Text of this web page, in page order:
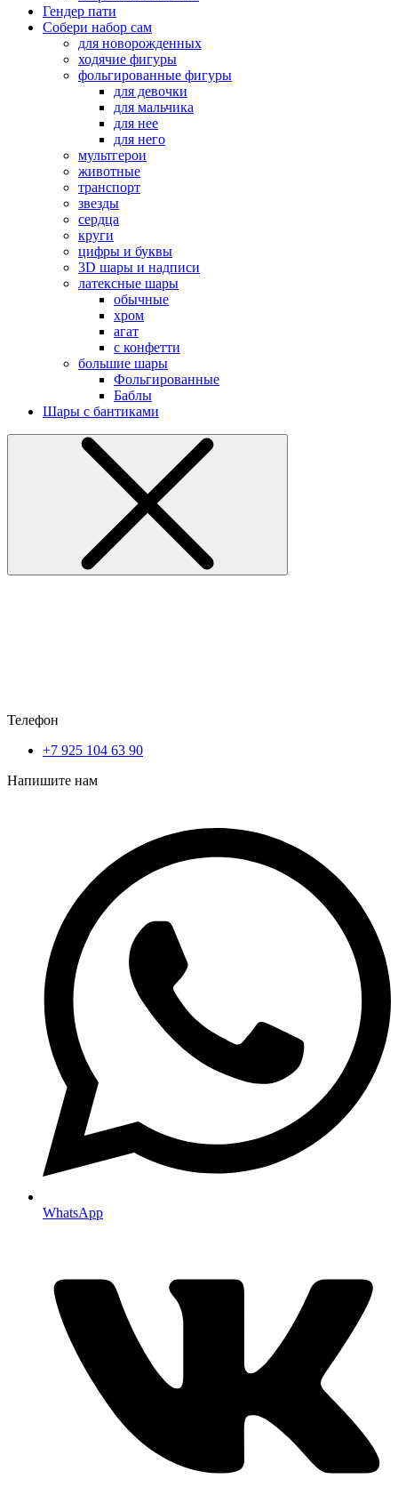
Гендер пати
Собери набор сам
для новорожденных
ходячие фигуры
фольгированные фигуры
для девочки
для мальчика
для нее
для него
мультгерои
животные
транспорт
звезды
сердца
круги
цифры и буквы
3D шары и надписи
латексные шары
обычные
хром
агат
с конфетти
большие шары
Фольгированные
Баблы
Шары с бантиками
Телефон
+7 925 104 63 90
Напишите нам
WhatsApp